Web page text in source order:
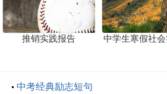
推销实践报告
中学生寒假社
中考经典励志短句